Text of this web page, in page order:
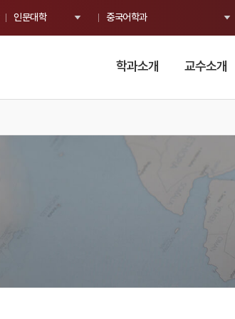
인문대학 중국어학과
학과소개 교수소개